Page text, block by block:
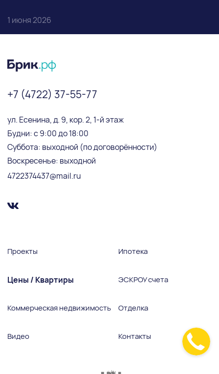
1 июня 2026
+7 (4722) 37-55-77
ул. Есенина, д. 9, кор. 2, 1-й этаж
Будни: с 9:00 до 18:00
Суббота: выходной (по договорённости)
Воскресенье: выходной
4722374437@mail.ru
Проекты
Цены / Квартиры
Коммерческая недвижимость
Видео
Ипотека
ЭСКРОУ счета
Отделка
Контакты